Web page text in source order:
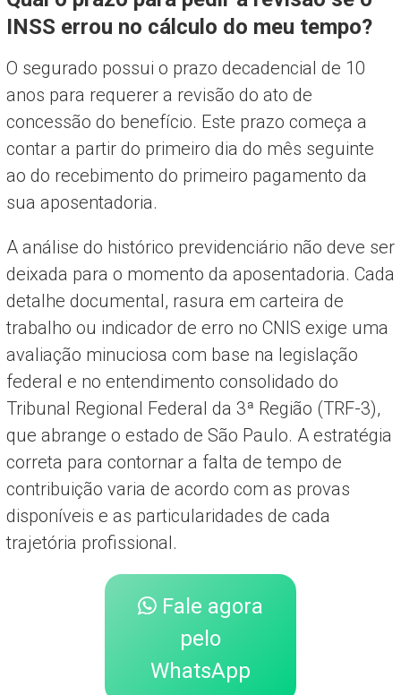
INSS errou no cálculo do meu tempo?
O segurado possui o prazo decadencial de 10
anos para requerer a revisão do ato de
concessão do benefício. Este prazo começa a
contar a partir do primeiro dia do mês seguinte
ao do recebimento do primeiro pagamento da
sua aposentadoria.
A análise do histórico previdenciário não deve ser
deixada para o momento da aposentadoria. Cada
detalhe documental, rasura em carteira de
trabalho ou indicador de erro no CNIS exige uma
avaliação minuciosa com base na legislação
federal e no entendimento consolidado do
Tribunal Regional Federal da 3ª Região (TRF-3),
que abrange o estado de São Paulo. A estratégia
correta para contornar a falta de tempo de
contribuição varia de acordo com as provas
disponíveis e as particularidades de cada
trajetória profissional.
Fale agora
pelo
WhatsApp